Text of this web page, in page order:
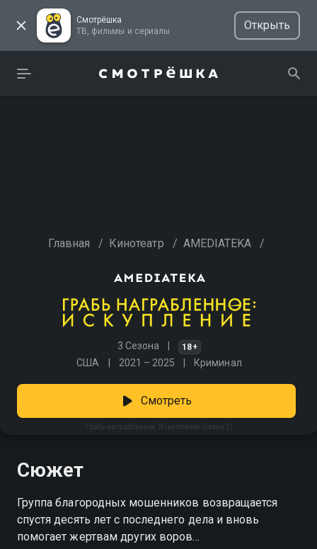
Смотрёшка
ТВ, фильмы и сериалы
Открыть
Главная / Кинотеатр / AMEDIATEKA /
3 Сезона 18+
США 2021 – 2025 Криминал
Грабь награбленное: Искупление (сезон 2)
Смотреть
Сюжет
Группа благородных мошенников возвращается
спустя десять лет с последнего дела и вновь
помогает жертвам других воров